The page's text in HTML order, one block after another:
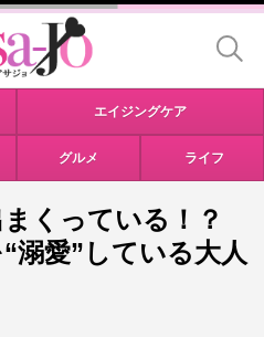
エイジングケア
グルメ ライフ
くっている！？
溺愛”している大人